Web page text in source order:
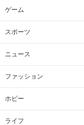
ゲーム
スポーツ
ニュース
ファッション
ホビー
ライフ